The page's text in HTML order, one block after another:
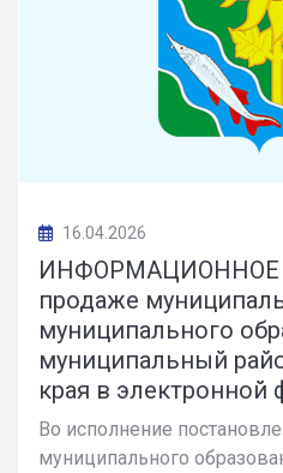
16.04.2026
ИНФОРМАЦИОННОЕ
продаже
муниципального
муниципальный
края в электронной
Во исполнение
муниципального